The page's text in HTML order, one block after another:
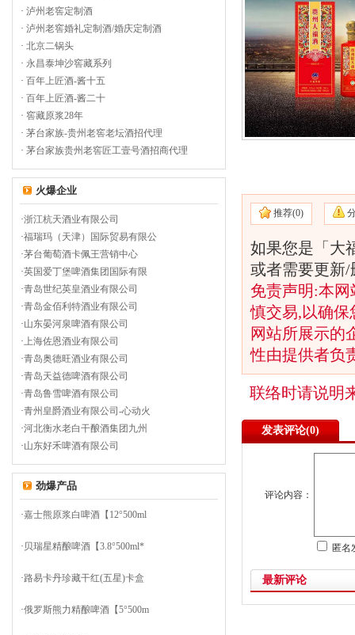
· 泸州老窖定制酒
· 泸州老窖婚礼定制酒/婚庆定制酒
· 北京二锅头
· 永昌泰坤沙窖藏系列
· 百年上匠酒-酱十五
· 百年上匠酒-酱二十
· 窖藏原浆28年
· 茅台家族-贵州老窖老坛酒招代理
· 茅台家族贵州老窖匠工壹号酒招商代理
火爆企业
·浙江杭天酒业有限公司
·福瑞玛（天津）国际贸易有限公
·茅台葡萄酒卡佩王营销中心
·英国爱丁堡啤酒集团国际有限
·青岛世纪英皇酒业有限公司
·青岛金佰利特酒业有限公司
·山东晏河泉啤酒有限公司
·上海佐恩酒业有限公司
·青岛奥德旺酒业有限公司
·青岛天益德啤酒有限公司
·青岛鲁雪啤酒有限公司
·青州皇爵酒业有限公司-心动火
·河北衡水老白干酿酒集团九州
·山东好禾啤酒有限公司
劲爆产品
·嘉士熊原浆白啤酒【12°500ml
· 贝瑞星精酿啤酒【3.8°500ml*
·路易卡丹珍藏干红(五星)卡盒
·俄罗斯熊力精酿啤酒【5°500m
推荐(0)
如果您是「大
或者需要更新
免责声明:本
慎交易,以确
网站所展示的
性由提供者负
联络时请说明
发表评论(0)
评论内容：
匿
最新评论